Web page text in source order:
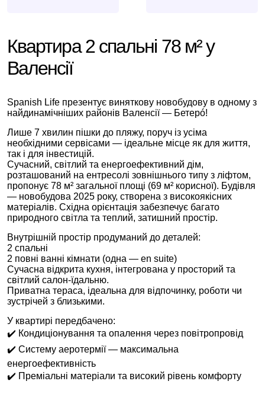
Квартира 2 спальні 78 м² у
Валенсії
Spanish Life презентує виняткову новобудову в одному з
найдинамічніших районів Валенсії — Бетерó!
Лише 7 хвилин пішки до пляжу, поруч із усіма
необхідними сервісами — ідеальне місце як для життя,
так і для інвестицій.
Сучасний, світлий та енергоефективний дім,
розташований на ентресолі зовнішнього типу з ліфтом,
пропонує 78 м² загальної площі (69 м² корисної). Будівля
— новобудова 2025 року, створена з високоякісних
матеріалів. Східна орієнтація забезпечує багато
природного світла та теплий, затишний простір.
Внутрішній простір продуманий до деталей:
2 спальні
2 повні ванні кімнати (одна — en suite)
Сучасна відкрита кухня, інтегрована у просторий та
світлий салон-їдальню.
Приватна тераса, ідеальна для відпочинку, роботи чи
зустрічей з близькими.
У квартирі передбачено:
✔️ Кондиціонування та опалення через повітропровід
✔️ Систему аеротермії — максимальна
енергоефективність
✔️ Преміальні матеріали та високий рівень комфорту